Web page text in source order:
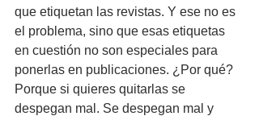
que etiquetan las revistas. Y ese no es
el problema, sino que esas etiquetas
en cuestión no son especiales para
ponerlas en publicaciones. ¿Por qué?
Porque si quieres quitarlas se
despegan mal. Se despegan mal y